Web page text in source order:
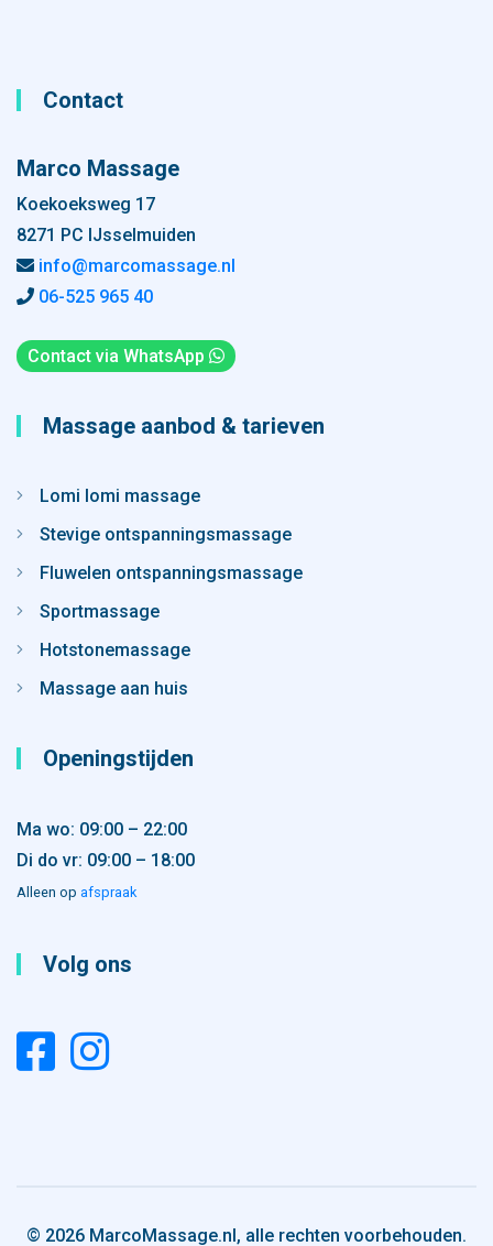
Contact
Marco Massage
Koekoeksweg 17
8271 PC IJsselmuiden
info@marcomassage.nl
06-525 965 40
Contact via WhatsApp
Massage aanbod & tarieven
Lomi lomi massage
Stevige ontspanningsmassage
Fluwelen ontspanningsmassage
Sportmassage
Hotstonemassage
Massage aan huis
Openingstijden
Ma wo: 09:00 – 22:00
Di do vr: 09:00 – 18:00
Alleen op afspraak
Volg ons
© 2026 MarcoMassage.nl, alle rechten voorbehouden.